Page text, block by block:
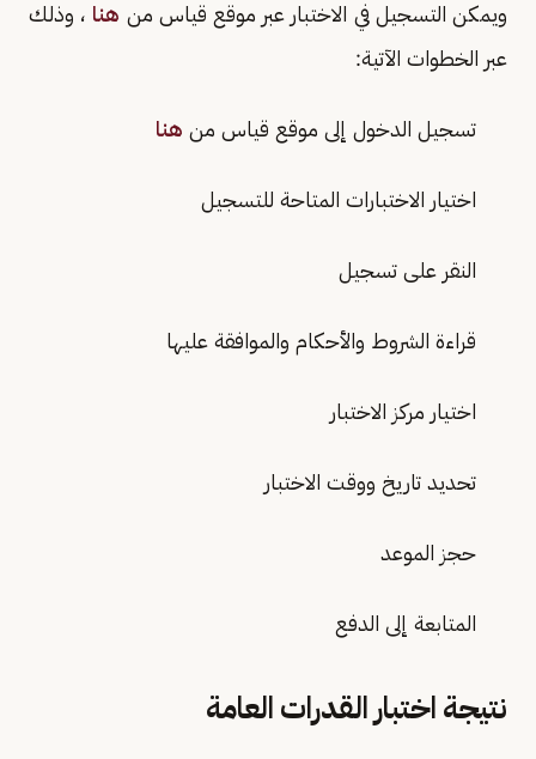
ويمكن التسجيل في الاختبار عبر موقع قياس من هنا ، وذلك
عبر الخطوات الآتية:
تسجيل الدخول إلى موقع قياس من هنا
اختيار الاختبارات المتاحة للتسجيل
النقر على تسجيل
قراءة الشروط والأحكام والموافقة عليها
اختيار مركز الاختبار
تحديد تاريخ ووقت الاختبار
حجز الموعد
المتابعة إلى الدفع
نتيجة اختبار القدرات العامة